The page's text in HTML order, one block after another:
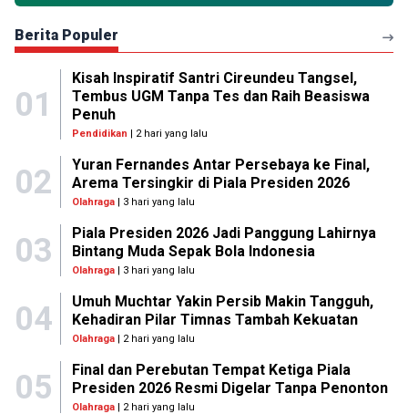
Berita Populer
01
Kisah Inspiratif Santri Cireundeu Tangsel,
Tembus UGM Tanpa Tes dan Raih Beasiswa
Penuh
Pendidikan | 2 hari yang lalu
02
Yuran Fernandes Antar Persebaya ke Final,
Arema Tersingkir di Piala Presiden 2026
Olahraga| 3 hari yang lalu
03
Piala Presiden 2026 Jadi Panggung Lahirnya
Bintang Muda Sepak Bola Indonesia
Olahraga| 3 hari yang lalu
04
Umuh Muchtar Yakin Persib Makin Tangguh,
Kehadiran Pilar Timnas Tambah Kekuatan
Olahraga| 2 hari yang lalu
05
Final dan Perebutan Tempat Ketiga Piala
Presiden 2026 Resmi Digelar Tanpa Penonton
Olahraga| 2 hari yang lalu